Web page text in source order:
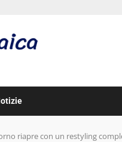
riapre con un restyling